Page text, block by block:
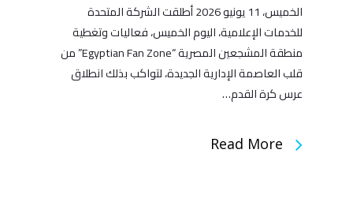
الخميس، 11 يونيو 2026 أطلقت الشركة المتحدة
للخدمات الإعلامية، اليوم الخميس، فعاليات وتغطية
منطقة المشجعين المصرية “Egyptian Fan Zone” من
قلب العاصمة الإدارية الجديدة، لتواكب بذلك انطلاق
عرس كرة القدم…
Read More